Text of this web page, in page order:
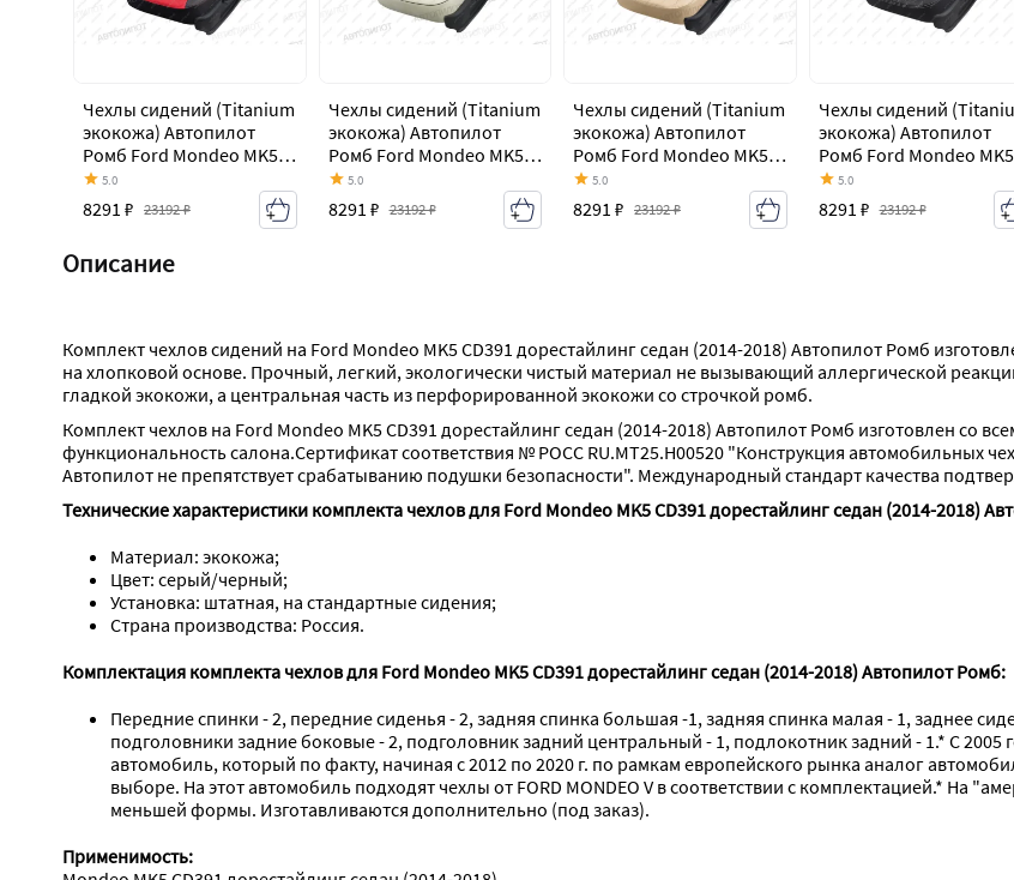
Чехлы сидений (Titanium
экокожа) Автопилот
Ромб Ford Mondeo MK5
CD391 дорестайлинг
седан (2014-2018)
5.0
8291 ₽ 23192 ₽
Чехлы сидений (Titanium
экокожа) Автопилот
Ромб Ford Mondeo MK5
CD391 дорестайлинг
седан (2014-2018)
5.0
8291 ₽ 23192 ₽
Чехлы сидений (Titanium
экокожа) Автопилот
Ромб Ford Mondeo MK5
CD391 дорестайлинг
седан (2014-2018)
5.0
8291 ₽ 23192 ₽
Чехлы сидений
экокожа) Автопилот
Ромб Ford Mondeo MK5
CD391 дорестайлинг
седан (2014-2018)
5.0
8291 ₽ 23192 ₽
Описание
Комплект чехлов сидений на Ford Mondeo MK5 CD391 дорестайлинг седан (2014-2018) Автопилот Ромб
на хлопковой основе. Прочный, легкий, экологически чистый материал не вызывающий аллергической
гладкой экокожи, а центральная часть из перфорированной экокожи со строчкой ромб.
Комплект чехлов на Ford Mondeo MK5 CD391 дорестайлинг седан (2014-2018) Автопилот Ромб изготовлен со
функциональность салона.Сертификат соответствия № РОСС RU.МТ25.Н00520 "Конструкция автомобильных
Автопилот не препятствует срабатыванию подушки безопасности". Международный стандарт качества
Технические характеристики комплекта чехлов для Ford Mondeo MK5 CD391 дорестайлинг седан (2014-2018)
Материал: экокожа;
Цвет: серый/черный;
Установка: штатная, на стандартные сидения;
Страна производства: Россия.
Комплектация комплекта чехлов для Ford Mondeo MK5 CD391 дорестайлинг седан (2014-2018) Автопилот Ромб:
Передние спинки - 2, передние сиденья - 2, задняя спинка большая -1, задняя спинка малая - 1, заднее
подголовники задние боковые - 2, подголовник задний центральный - 1, подлокотник задний - 1.* С
автомобиль, который по факту, начиная с 2012 по 2020 г. по рамкам европейского рынка аналог
выборе. На этот автомобиль подходят чехлы от FORD MONDEO V в соответствии с комплектацией.* На
меньшей формы. Изготавливаются дополнительно (под заказ).
Применимость: